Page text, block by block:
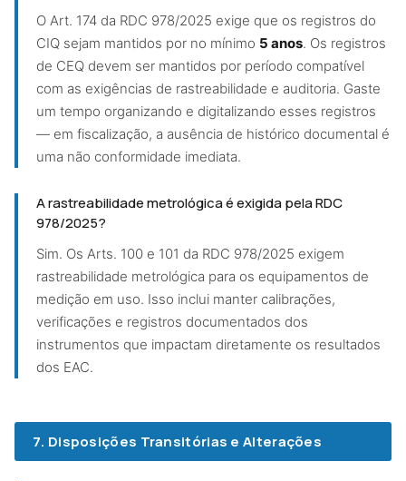
O Art. 174 da RDC 978/2025 exige que os registros do
CIQ sejam mantidos por no mínimo 5 anos. Os registros
de CEQ devem ser mantidos por período compatível
com as exigências de rastreabilidade e auditoria. Gaste
um tempo organizando e digitalizando esses registros
— em fiscalização, a ausência de histórico documental é
uma não conformidade imediata.
A rastreabilidade metrológica é exigida pela RDC
978/2025?
Sim. Os Arts. 100 e 101 da RDC 978/2025 exigem
rastreabilidade metrológica para os equipamentos de
medição em uso. Isso inclui manter calibrações,
verificações e registros documentados dos
instrumentos que impactam diretamente os resultados
dos EAC.
7. Disposições Transitórias e Alterações